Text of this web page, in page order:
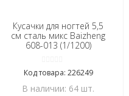
Кусачки для ногтей 5,5
см сталь микс Baizheng
608-013 (1/1200)
Код товара: 226249
В наличии: 64 шт.